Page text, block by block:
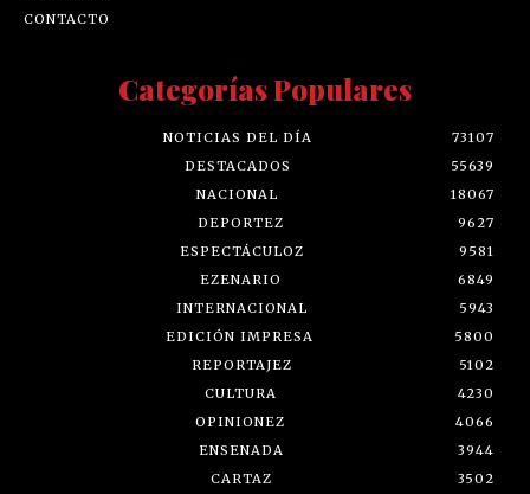
CONTACTO
Categorías Populares
NOTICIAS DEL DÍA
73107
DESTACADOS
55639
NACIONAL
18067
DEPORTEZ
9627
ESPECTÁCULOZ
9581
EZENARIO
6849
INTERNACIONAL
5943
EDICIÓN IMPRESA
5800
REPORTAJEZ
5102
CULTURA
4230
OPINIONEZ
4066
ENSENADA
3944
CARTAZ
3502